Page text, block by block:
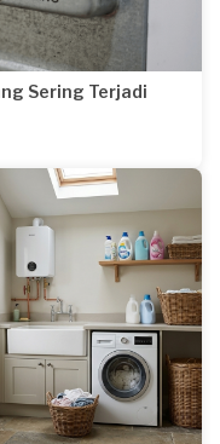
Sering Terjadi